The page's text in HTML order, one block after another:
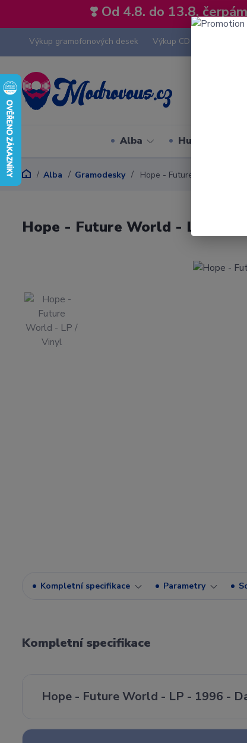
❣️ Od 4.8. do 13.8.
Výkup gramofonových desek Výkup CD
Alba Hudební styly
Alba Gramodesky Hope - Future World - LP /
Hope - Future World - LP / Vinyl
Kompletní specifikace Parametry
Kompletní specifikace
Hope - Future World - LP - 1996 -